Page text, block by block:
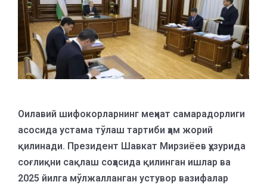
Оилавий шифокорларнинг меҳнат самарадорлиги
асосида устама тўлаш тартиби ҳам жорий
қилинади. Президент Шавкат Мирзиёев ҳузурида
соғлиқни сақлаш соҳасида қилинган ишлар ва
2025 йилга мўлжалланган устувор вазифалар